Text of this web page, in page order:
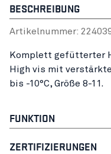
BESCHREIBUNG
Artikelnummer:
Komplett gefütterter
High vis mit
bis -10°C, Größe 8-11.
FUNKTION
ZERTIFIZIERUNGEN